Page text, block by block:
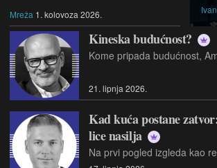
Mreža 1. kolovoza 2026.
Kineska budućnost?
21. lipnja 2026.
Kad kuća postane
lice nasilja